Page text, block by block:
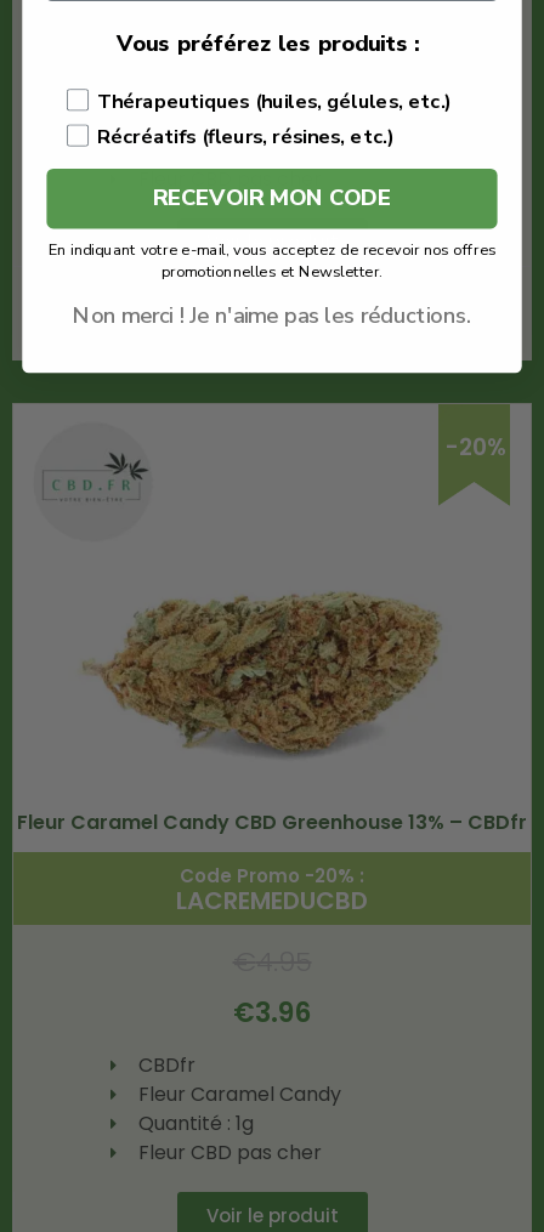
€3.96
CBDfr
Fleur White Widow
Quantité : 1g
Voir le produit
En savoir plus
-20%
Fleur Caramel Candy CBD Greenhouse 13% – CBDfr
Code Promo -20% :
LACREMEDUCBD
€3.96
CBDfr
Fleur Caramel Candy
Quantité : 1g
Fleur CBD pas cher
Voir le produit
Vous préférez les produits :
Thérapeutiques (huiles, gélules, etc.)
Récréatifs (fleurs, résines, etc.)
RECEVOIR MON CODE
En indiquant votre e-mail, vous acceptez de recevoir nos offres
promotionnelles et Newsletter.
Non merci ! Je n'aime pas les réductions.